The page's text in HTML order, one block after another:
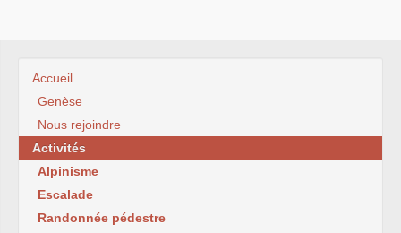
Accueil
Genèse
Nous rejoindre
Activités
Alpinisme
Escalade
Randonnée pédestre